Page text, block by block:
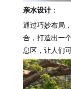
亲水设计 ：
通过巧妙布局
合，打造出一
息区，让人们